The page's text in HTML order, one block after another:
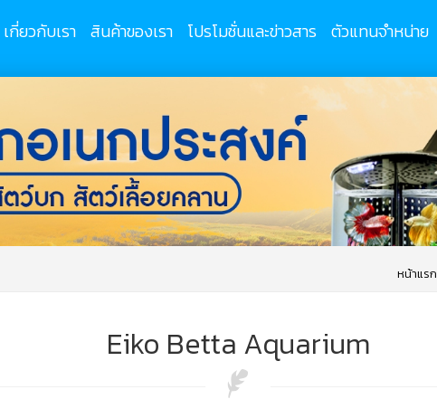
เกี่ยวกับเรา สินค้าของเรา โปรโมชั่นและข่าวสาร ตัวแทนจำหน่าย
หน้าแรก
Eiko Betta Aquarium